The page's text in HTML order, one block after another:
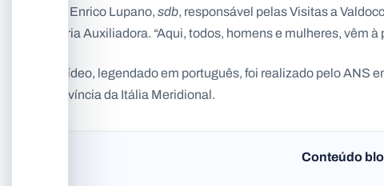
Pe. Enrico Lupano,sdb, responsável pelas Visitas a
Maria Auxiliadora. “Aqui, todos, homens e mulheres, vêm
O vídeo, legendado em português, foi realizado pelo
Província da Itália Meridional.
Conteúdo